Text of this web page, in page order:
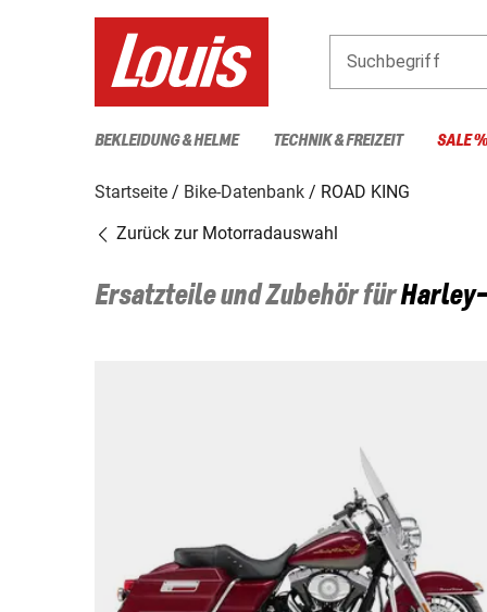
Suchbegriff
BEKLEIDUNG & HELME TECHNIK & FREIZEIT SALE %
Startseite Bike-Datenbank
ROAD KING
Zurück zur Motorradauswahl
Ersatzteile und Zubehör für